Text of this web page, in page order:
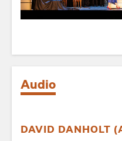
Audio
DAVID DANHOLT